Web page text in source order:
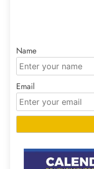
Name
Email